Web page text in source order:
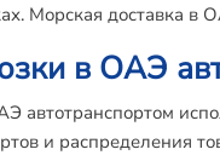
Морская доставка в
в ОАЭ
автотранспортом
и распределения